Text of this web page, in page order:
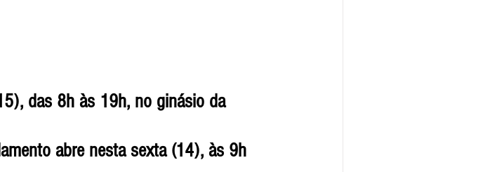
agendamento abre nesta sexta (14), às 9h